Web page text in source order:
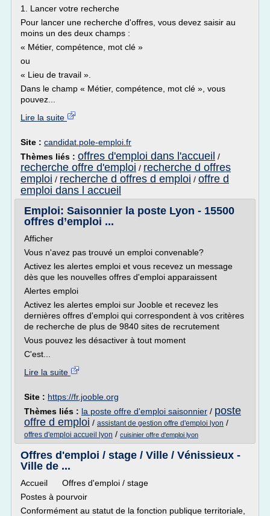
1. Lancer votre recherche
Pour lancer une recherche d'offres, vous devez saisir au
moins un des deux champs :
« Métier, compétence, mot clé »
ou
« Lieu de travail ».
Dans le champ « Métier, compétence, mot clé », vous
pouvez...
Lire la suite
Site : candidat.pole-emploi.fr
Thèmes liés : offres d'emploi dans l'accueil /
recherche offre d'emploi / recherche d offres
emploi / recherche d offres d emploi / offre d
emploi dans l accueil
Emploi: Saisonnier la poste Lyon - 15500
offres d’emploi ...
Afficher
Vous n'avez pas trouvé un emploi convenable?
Activez les alertes emploi et vous recevez un message
dès que les nouvelles offres d'emploi apparaissent
Alertes emploi
Activez les alertes emploi sur Jooble et recevez les
dernières offres d'emploi qui correspondent à vos critères
de recherche de plus de 9840 sites de recrutement
Vous pouvez les désactiver à tout moment
C'est...
Lire la suite
Site : https://fr.jooble.org
Thèmes liés : la poste offre d'emploi saisonnier / poste
offre d emploi / assistant de gestion offre d'emploi lyon /
offres d'emploi accueil lyon / cuisinier offre d'emploi lyon
Offres d'emploi / stage / Ville / Vénissieux -
Ville de ...
Accueil Offres d'emploi / stage
Postes à pourvoir
Conformément au statut de la fonction publique territoriale,